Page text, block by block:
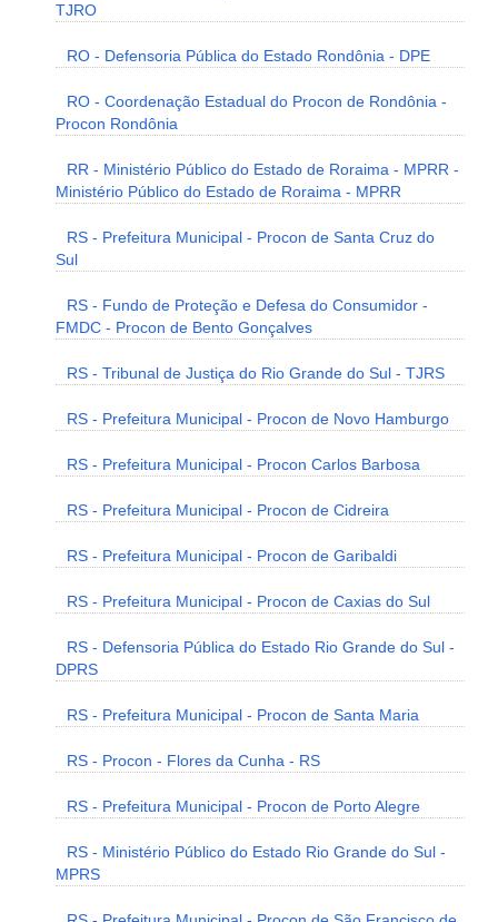
TJRO
RO - Defensoria Pública do Estado Rondônia - DPE
RO - Coordenação Estadual do Procon de Rondônia -
Procon Rondônia
RR - Ministério Público do Estado de Roraima - MPRR -
Ministério Público do Estado de Roraima - MPRR
RS - Prefeitura Municipal - Procon de Santa Cruz do
Sul
RS - Fundo de Proteção e Defesa do Consumidor -
FMDC - Procon de Bento Gonçalves
RS - Tribunal de Justiça do Rio Grande do Sul - TJRS
RS - Prefeitura Municipal - Procon de Novo Hamburgo
RS - Prefeitura Municipal - Procon Carlos Barbosa
RS - Prefeitura Municipal - Procon de Cidreira
RS - Prefeitura Municipal - Procon de Garibaldi
RS - Prefeitura Municipal - Procon de Caxias do Sul
RS - Defensoria Pública do Estado Rio Grande do Sul -
DPRS
RS - Prefeitura Municipal - Procon de Santa Maria
RS - Procon - Flores da Cunha - RS
RS - Prefeitura Municipal - Procon de Porto Alegre
RS - Ministério Público do Estado Rio Grande do Sul -
MPRS